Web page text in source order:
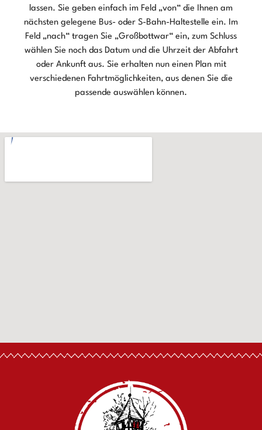
lassen. Sie geben einfach im Feld „von“ die Ihnen am
nächsten gelegene Bus- oder S-Bahn-Haltestelle ein. Im
Feld „nach“ tragen Sie „Großbottwar“ ein, zum Schluss
wählen Sie noch das Datum und die Uhrzeit der Abfahrt
oder Ankunft aus. Sie erhalten nun einen Plan mit
verschiedenen Fahrtmöglichkeiten, aus denen Sie die
passende auswählen können.